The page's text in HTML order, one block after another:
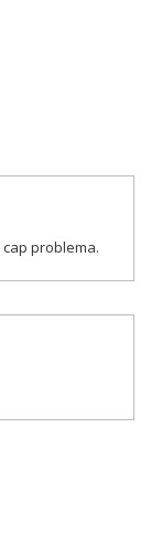
problema.